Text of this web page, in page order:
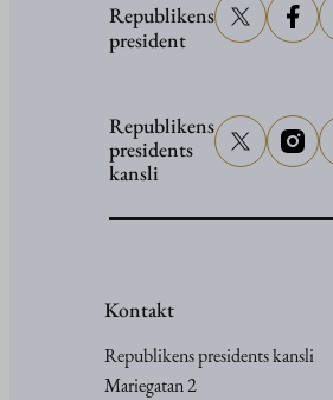
Republikens
president
Republikens
presidents
kansli
Kontakt
Republikens presidents kansli
Mariegatan 2